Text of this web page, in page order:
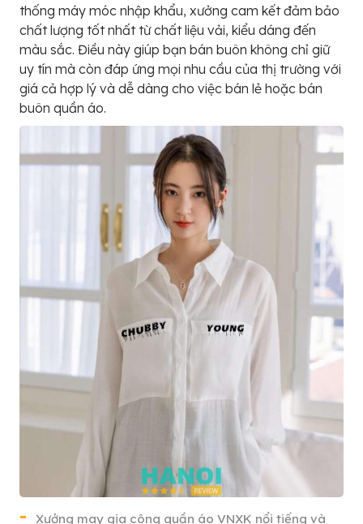
thống máy móc nhập khẩu, xưởng cam kết đảm bảo
chất lượng tốt nhất từ chất liệu vải, kiểu dáng đến
màu sắc. Điều này giúp bạn bán buôn không chỉ giữ
uy tín mà còn đáp ứng mọi nhu cầu của thị trường với
giá cả hợp lý và dễ dàng cho việc bán lẻ hoặc bán
buôn quần áo.
Xưởng may gia công quần áo VNXK nổi tiếng và